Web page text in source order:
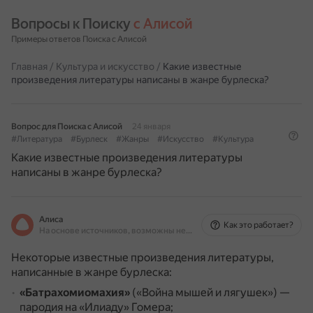
Вопросы к Поиску с Алисой
Примеры ответов Поиска с Алисой
Главная / Культура и искусство / Какие известные
произведения литературы написаны в жанре бурлеска?
Вопрос для Поиска с Алисой
24 января
#Литература
#Бурлеск #Жанры #Искусство #Культура
Какие известные произведения литературы
написаны в жанре бурлеска?
Алиса
На основе источников, возможны неточности
Как это работает?
Некоторые известные произведения литературы,
написанные в жанре бурлеска:
«Батрахомиомахия» («Война мышей и лягушек») —
пародия на «Илиаду» Гомера;